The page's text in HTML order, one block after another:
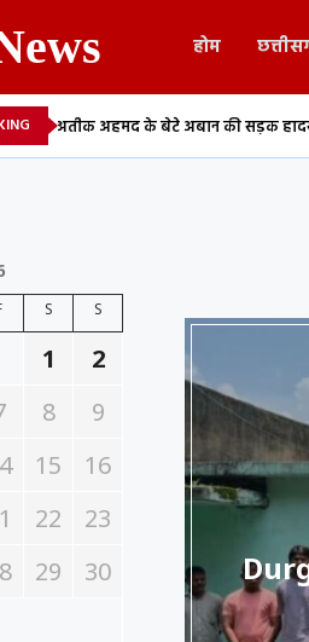
होम
अबान की सड़क हादसे में मौत,... CGPSC
S S
1
2
8
9
15
16
22
23
29
30